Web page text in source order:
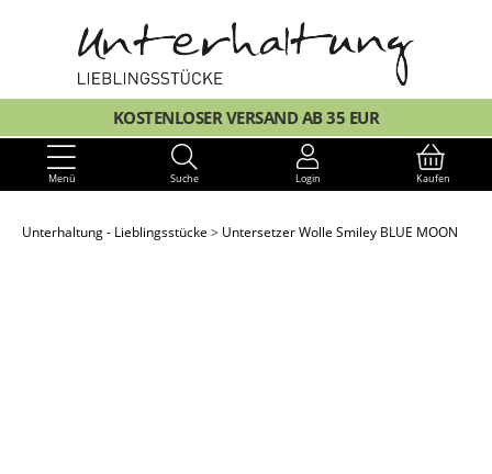
KOSTENLOSER VERSAND AB 35 EUR
Menü Suche Login Kaufen
Unterhaltung - Lieblingsstücke Untersetzer Wolle Smiley BLUE MOON